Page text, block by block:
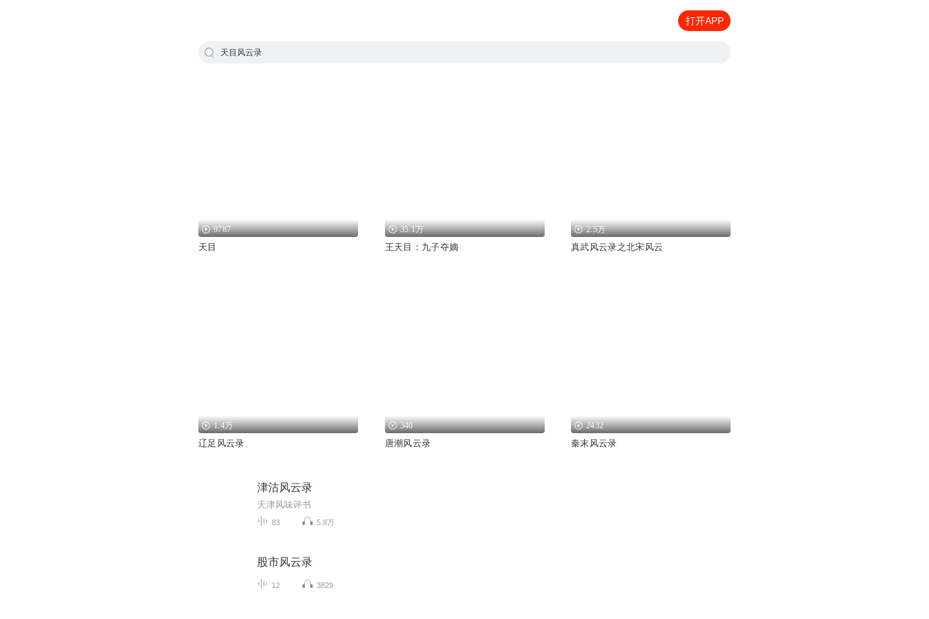
打开APP
天目风云录
9787
天目
35.1万
王天目：九子夺嫡
2.5万
真武风云录之北宋风云
1.4万
辽足风云录
340
唐潮风云录
2432
秦末风云录
津沽风云录
天津风味评书
83 5.8万
股市风云录
12 3829